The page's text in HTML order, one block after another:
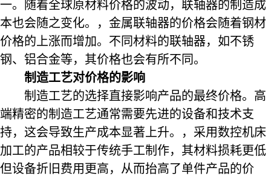
一。随着全球原材料价格的波动，联轴器的制造成
本也会随之变化。，金属联轴器的价格会随着钢材
价格的上涨而增加。不同材料的联轴器，如不锈
钢、铝合金等，其价格也会有所不同。
制造工艺对价格的影响
制造工艺的选择直接影响产品的最终价格。高
端精密的制造工艺通常需要先进的设备和技术支
持，这会导致生产成本显著上升。，采用数控机床
加工的产品相较于传统手工制作，其材料损耗更低
但设备折旧费用更高，从而抬高了单件产品的价